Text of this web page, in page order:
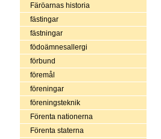
Färöarnas historia
fästingar
fästningar
födoämnesallergi
förbund
föremål
föreningar
föreningsteknik
Förenta nationerna
Förenta staterna